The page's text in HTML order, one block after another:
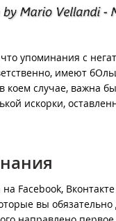
упоминания с
имеют
случае, важна
искорки,
на Facebook,
вы